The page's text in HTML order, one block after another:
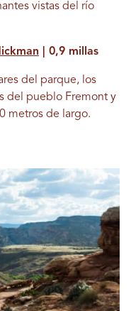
vistas del río
| 0,9 millas
del parque, los
del pueblo Fremont y
metros de largo.